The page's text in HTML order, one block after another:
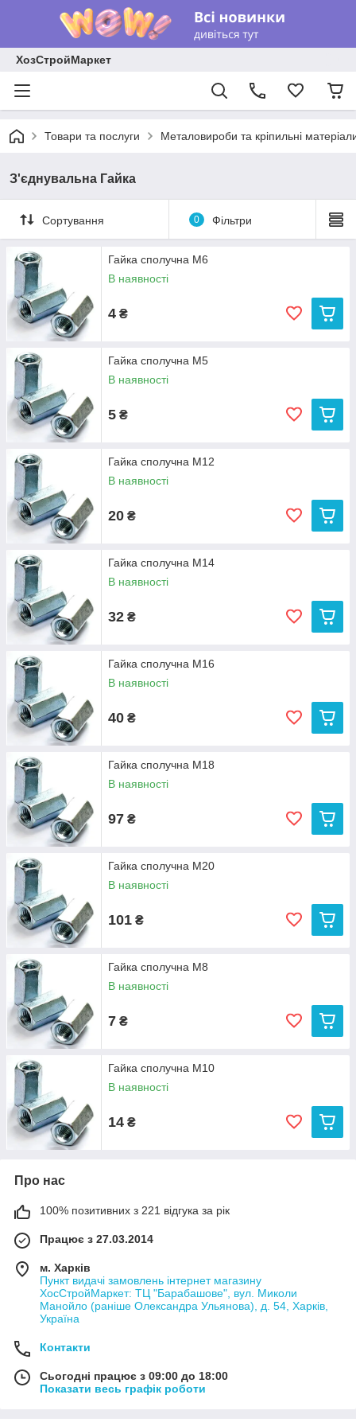
ХозСтройМаркет
Товари та послуги Металовироби та кріпильні
З'єднувальна Гайка
Сортування 0 Фільтри
Гайка сполучна М6
В наявності
4 ₴
Гайка сполучна М5
В наявності
5 ₴
Гайка сполучна М12
В наявності
20 ₴
Гайка сполучна М14
В наявності
32 ₴
Гайка сполучна М16
В наявності
40 ₴
Гайка сполучна М18
В наявності
97 ₴
Гайка сполучна М20
В наявності
101 ₴
Гайка сполучна М8
В наявності
7 ₴
Гайка сполучна М10
В наявності
14 ₴
Про нас
100% позитивних з 221 відгука за рік
Працює з 27.03.2014
м. Харків
Пункт видачі замовлень інтернет магазину
ХосСтройМаркет: ТЦ "Барабашове", вул. Миколи
Манойло (раніше Олександра Ульянова), д. 54, Харків,
Україна
Контакти
Сьогодні працює з 09:00 до 18:00
Показати весь графік роботи